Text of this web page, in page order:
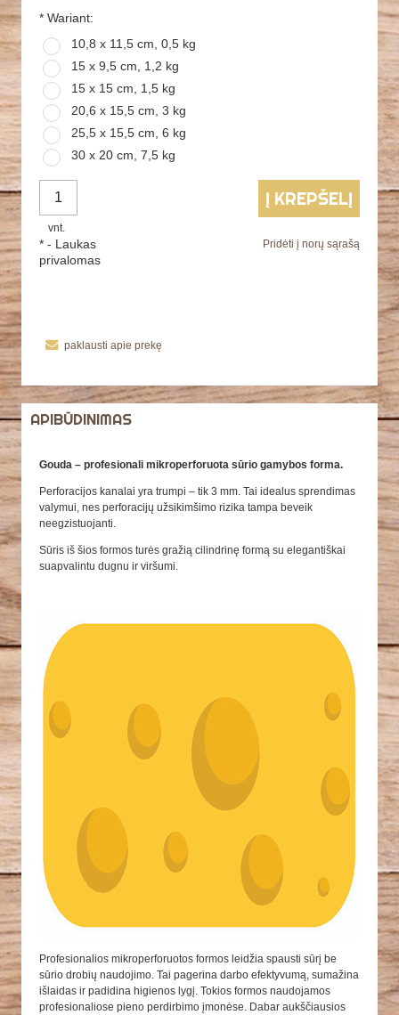
* Wariant:
10,8 x 11,5 cm, 0,5 kg
15 x 9,5 cm, 1,2 kg
15 x 15 cm, 1,5 kg
20,6 x 15,5 cm, 3 kg
25,5 x 15,5 cm, 6 kg
30 x 20 cm, 7,5 kg
vnt.
Į KREPŠELĮ
Pridėti į norų sąrašą
* - Laukas
privalomas
paklausti apie prekę
APIBŪDINIMAS
Gouda – profesionali mikroperforuota sūrio gamybos forma.
Perforacijos kanalai yra trumpi – tik 3 mm. Tai idealus sprendimas
valymui, nes perforacijų užsikimšimo rizika tampa beveik
neegzistuojanti.
Sūris iš šios formos turės gražią cilindrinę formą su elegantiškai
suapvalintu dugnu ir viršumi.
Profesionalios mikroperforuotos formos leidžia spausti sūrį be
sūrio drobių naudojimo. Tai pagerina darbo efektyvumą, sumažina
išlaidas ir padidina higienos lygį. Tokios formos naudojamos
profesionaliose pieno perdirbimo įmonėse. Dabar aukščiausios